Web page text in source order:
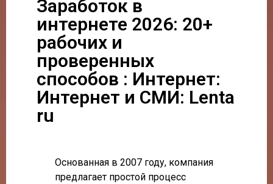
Заработок в
интернете 2026: 20+
рабочих и
проверенных
способов : Интернет:
Интернет и СМИ: Lenta
ru
Основанная в 2007 году, компания
предлагает простой процесс